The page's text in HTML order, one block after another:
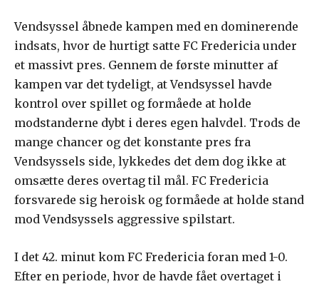
Vendsyssel åbnede kampen med en dominerende
indsats, hvor de hurtigt satte FC Fredericia under
et massivt pres. Gennem de første minutter af
kampen var det tydeligt, at Vendsyssel havde
kontrol over spillet og formåede at holde
modstanderne dybt i deres egen halvdel. Trods de
mange chancer og det konstante pres fra
Vendsyssels side, lykkedes det dem dog ikke at
omsætte deres overtag til mål. FC Fredericia
forsvarede sig heroisk og formåede at holde stand
mod Vendsyssels aggressive spilstart.
I det 42. minut kom FC Fredericia foran med 1-0.
Efter en periode, hvor de havde fået overtaget i